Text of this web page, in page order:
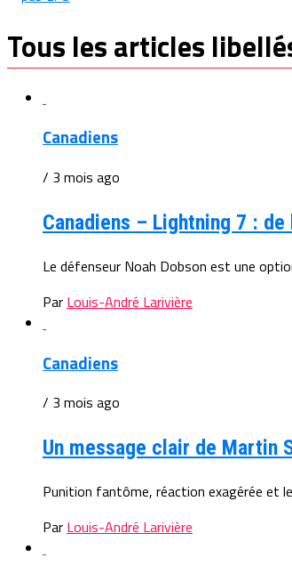
Tous les articles
Canadiens
/ 3 mois ago
Canadiens – Lightning 7 :
Le défenseur Noah Dobson est une
Par Louis-André Larivière
Canadiens
/ 3 mois ago
Un message clair de Martin
Punition fantôme, réaction exagérée et
Par Louis-André Larivière